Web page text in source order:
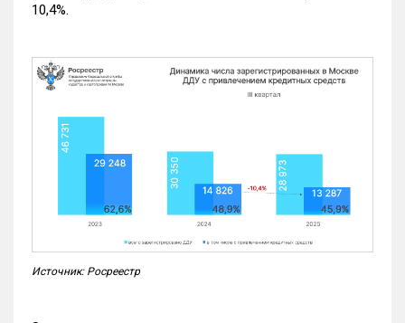
10,4%.
Источник: Росреестр